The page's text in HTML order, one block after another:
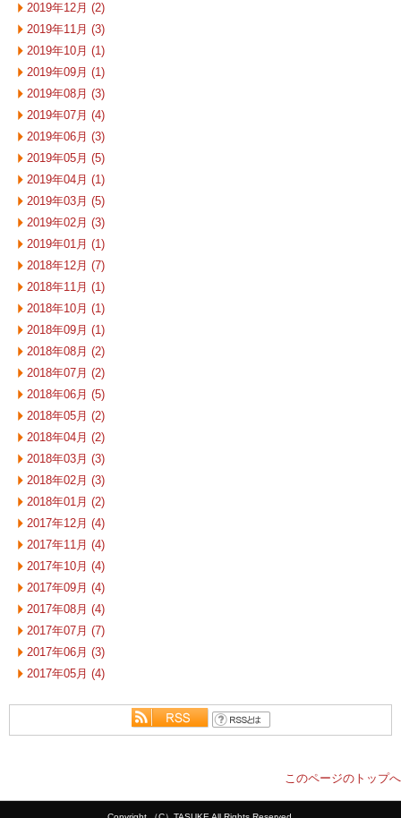
2019年12月 (2)
2019年11月 (3)
2019年10月 (1)
2019年09月 (1)
2019年08月 (3)
2019年07月 (4)
2019年06月 (3)
2019年05月 (5)
2019年04月 (1)
2019年03月 (5)
2019年02月 (3)
2019年01月 (1)
2018年12月 (7)
2018年11月 (1)
2018年10月 (1)
2018年09月 (1)
2018年08月 (2)
2018年07月 (2)
2018年06月 (5)
2018年05月 (2)
2018年04月 (2)
2018年03月 (3)
2018年02月 (3)
2018年01月 (2)
2017年12月 (4)
2017年11月 (4)
2017年10月 (4)
2017年09月 (4)
2017年08月 (4)
2017年07月 (7)
2017年06月 (3)
2017年05月 (4)
このページのトップへ